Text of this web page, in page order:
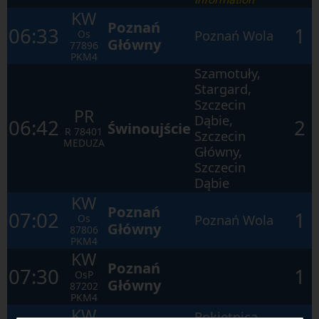
06:33
KW
Os
77896
PKM4
Poznań
Główny
Poznań Wola 1
06:42 PR
R 78401
MEDUZA
Świnoujście
Szamotuły,
Stargard,
Szczecin
Dąbie,
Szczecin
Główny,
Szczecin
Dąbie
2
07:02
KW
Os
87806
PKM4
Poznań
Główny
Poznań Wola 1
07:30
KW
OsP
87202
PKM4
Poznań
Główny
1